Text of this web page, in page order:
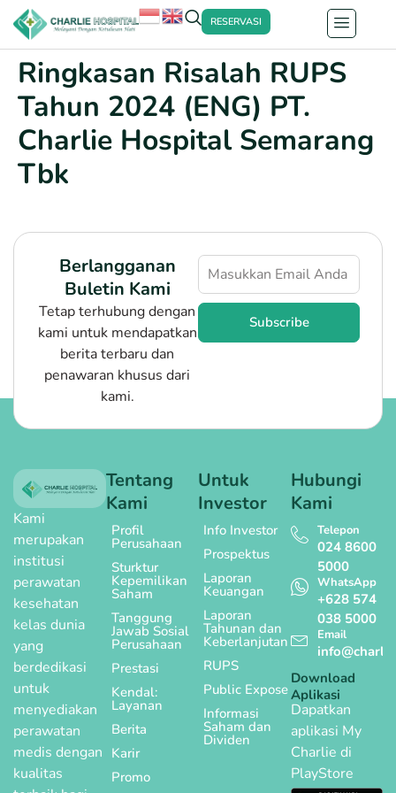
RESERVASI
Ringkasan Risalah RUPS
Tahun 2024 (ENG) PT.
Charlie Hospital Semarang
Tbk
Berlangganan
Buletin Kami
Tetap terhubung dengan
kami untuk mendapatkan
berita terbaru dan
penawaran khusus dari
kami.
Subscribe
Kami
merupakan
institusi
perawatan
kesehatan
kelas dunia
yang
berdedikasi
untuk
menyediakan
perawatan
medis dengan
kualitas
Tentang
Kami
Profil
Perusahaan
Sturktur
Kepemilikan
Saham
Tanggung
Jawab Sosial
Perusahaan
Prestasi
Kendal:
Layanan
Berita
Karir
Promo
Untuk
Investor
Info Investor
Prospektus
Laporan
Keuangan
Laporan
Tahunan dan
Keberlanjutan
RUPS
Public Expose
Informasi
Saham dan
Dividen
Hubungi
Kami
Telepon
024 8600
5000
WhatsApp
+628 574
038 5000
Email
Download
Aplikasi
Dapatkan
aplikasi My
Charlie di
PlayStore